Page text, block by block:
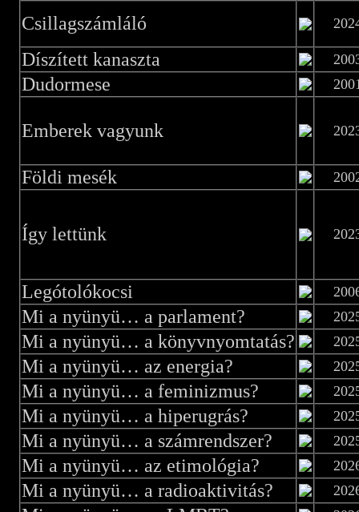
Csillagszámláló
Díszített kanaszta
Dudormese
Emberek vagyunk
Földi mesék
Így lettünk
Legótolókocsi
Mi a nyünyü… a parlament?
Mi a nyünyü… a könyvnyomtatás?
Mi a nyünyü… az energia?
Mi a nyünyü… a feminizmus?
Mi a nyünyü… a hiperugrás?
Mi a nyünyü… a számrendszer?
Mi a nyünyü… az etimológia?
Mi a nyünyü… a radioaktivitás?